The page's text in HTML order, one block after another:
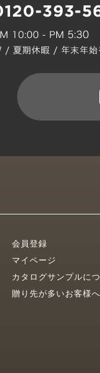
会員登録
マイページ
カタログサンプルに
贈り先が多いお客様へ